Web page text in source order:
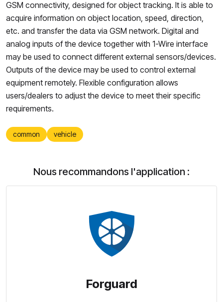
GSM connectivity, designed for object tracking. It is able to
acquire information on object location, speed, direction,
etc. and transfer the data via GSM network. Digital and
analog inputs of the device together with 1-Wire interface
may be used to connect different external sensors/devices.
Outputs of the device may be used to control external
equipment remotely. Flexible configuration allows
users/dealers to adjust the device to meet their specific
requirements.
common vehicle
Nous recommandons l'application :
Forguard